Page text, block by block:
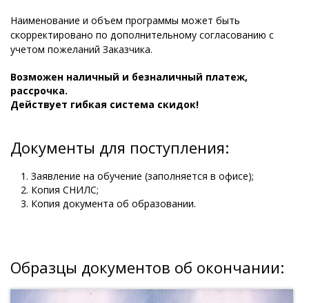
Наименование и объем программы может быть
скорректировано по дополнительному согласованию с
учетом пожеланий Заказчика.
Возможен наличный и безналичный платеж,
рассрочка.
Действует гибкая система скидок!
Документы для поступления:
Заявление на обучение (заполняется в офисе);
Копия СНИЛС;
Копия документа об образовании.
Образцы документов об окончании: